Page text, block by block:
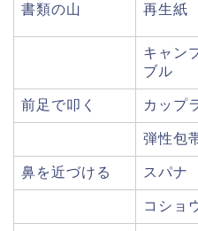
書類の山 再生紙
キャン
ブル
前足で叩く カップ
弾性包
鼻を近づける スパナ
コショ